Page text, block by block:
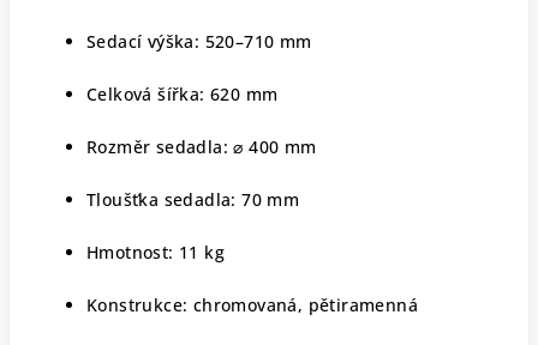
Sedací výška: 520–710 mm
Celková šířka: 620 mm
Rozměr sedadla: ⌀ 400 mm
Tloušťka sedadla: 70 mm
Hmotnost: 11 kg
Konstrukce: chromovaná, pětiramenná